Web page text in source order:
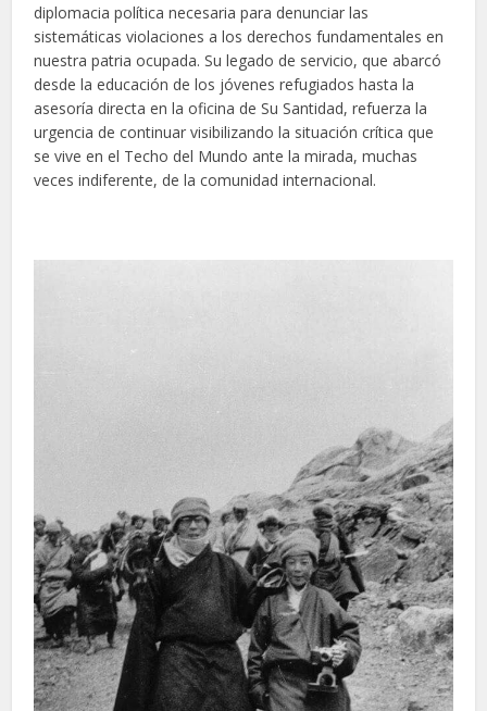
diplomacia política necesaria para denunciar las
sistemáticas violaciones a los derechos fundamentales en
nuestra patria ocupada. Su legado de servicio, que abarcó
desde la educación de los jóvenes refugiados hasta la
asesoría directa en la oficina de Su Santidad, refuerza la
urgencia de continuar visibilizando la situación crítica que
se vive en el Techo del Mundo ante la mirada, muchas
veces indiferente, de la comunidad internacional.